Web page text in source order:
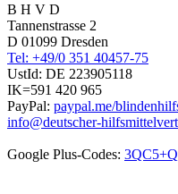
B H V D
Tannenstrasse 2
D 01099 Dresden
Tel: +49/0 351 40457-75
UstId: DE 223905118
IK=591 420 965
PayPal: paypal.me/
info@deutscher-
Google Plus-Codes: